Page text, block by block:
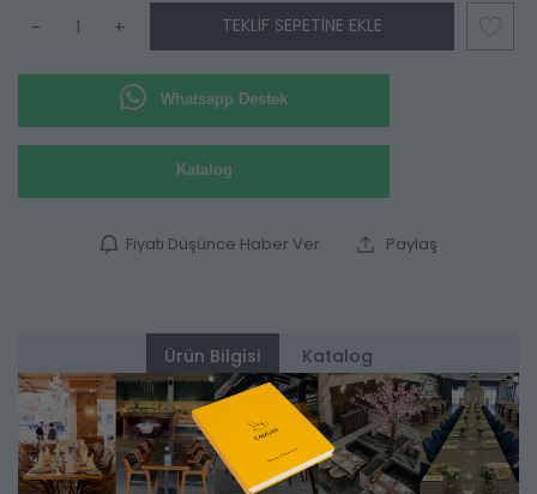
- + TEKLIF SEPETINE EKLE
Whatsapp Destek
Katalog
Fiyatı Düşünce Haber Ver Paylaş
Ürün Bilgisi Katalog
Alternatifler